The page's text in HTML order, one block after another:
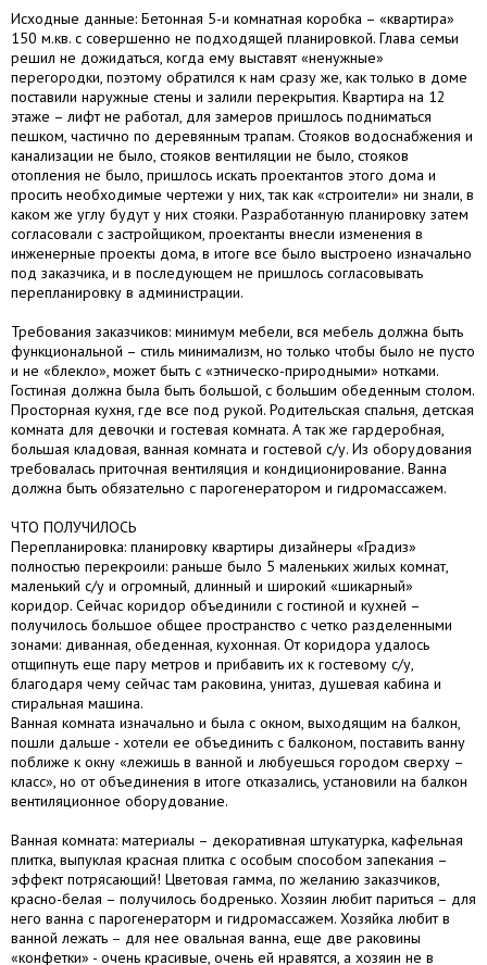
Исходные данные: Бетонная 5-и комнатная коробка – «квартира»
150 м.кв. с совершенно не подходящей планировкой. Глава семьи
решил не дожидаться, когда ему выставят «ненужные»
перегородки, поэтому обратился к нам сразу же, как только в доме
поставили наружные стены и залили перекрытия. Квартира на 12
этаже – лифт не работал, для замеров пришлось подниматься
пешком, частично по деревянным трапам. Стояков водоснабжения и
канализации не было, стояков вентиляции не было, стояков
отопления не было, пришлось искать проектантов этого дома и
просить необходимые чертежи у них, так как «строители» ни знали, в
каком же углу будут у них стояки. Разработанную планировку затем
согласовали с застройщиком, проектанты внесли изменения в
инженерные проекты дома, в итоге все было выстроено изначально
под заказчика, и в последующем не пришлось согласовывать
перепланировку в администрации.
Требования заказчиков: минимум мебели, вся мебель должна быть
функциональной – стиль минимализм, но только чтобы было не пусто
и не «блекло», может быть с «этническо-природными» нотками.
Гостиная должна была быть большой, с большим обеденным столом.
Просторная кухня, где все под рукой. Родительская спальня, детская
комната для девочки и гостевая комната. А так же гардеробная,
большая кладовая, ванная комната и гостевой с/у. Из оборудования
требовалась приточная вентиляция и кондиционирование. Ванна
должна быть обязательно с парогенератором и гидромассажем.
ЧТО ПОЛУЧИЛОСЬ
Перепланировка: планировку квартиры дизайнеры «Градиз»
полностью перекроили: раньше было 5 маленьких жилых комнат,
маленький с/у и огромный, длинный и широкий «шикарный»
коридор. Сейчас коридор объединили с гостиной и кухней –
получилось большое общее пространство с четко разделенными
зонами: диванная, обеденная, кухонная. От коридора удалось
отщипнуть еще пару метров и прибавить их к гостевому с/у,
благодаря чему сейчас там раковина, унитаз, душевая кабина и
стиральная машина.
Ванная комната изначально и была с окном, выходящим на балкон,
пошли дальше - хотели ее объединить с балконом, поставить ванну
поближе к окну «лежишь в ванной и любуешься городом сверху –
класс», но от объединения в итоге отказались, установили на балкон
вентиляционное оборудование.
Ванная комната: материалы – декоративная штукатурка, кафельная
плитка, выпуклая красная плитка с особым способом запекания –
эффект потрясающий! Цветовая гамма, по желанию заказчиков,
красно-белая – получилось бодренько. Хозяин любит париться – для
него ванна с парогенераторм и гидромассажем. Хозяйка любит в
ванной лежать – для нее овальная ванна, еще две раковины
«конфетки» - очень красивые, очень ей нравятся, а хозяин не в